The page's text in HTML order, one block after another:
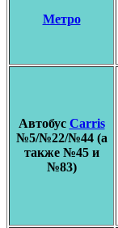
Метро
Автобус Carris
№5/№22/№44 (а
также №45 и
№83)